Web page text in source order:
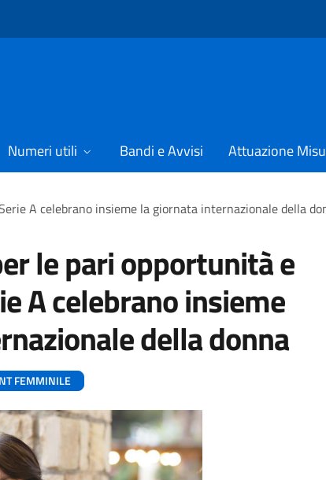
Numeri utili Bandi e Avvisi Attuazione
A celebrano insieme la giornata internazionale della
le pari opportunità e
A celebrano insieme
della donna
FEMMINILE